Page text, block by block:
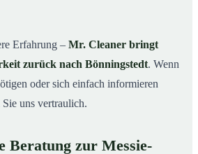
Erfahrung – Mr. Cleaner bringt
zurück nach Bönningstedt. Wenn
oder sich einfach informieren
uns vertraulich.
Beratung zur Messie-